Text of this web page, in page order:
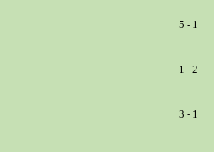
5 - 1
1 - 2
3 - 1